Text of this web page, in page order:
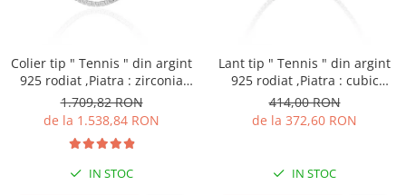
Colier tip " Tennis " din argint
925 rodiat ,Piatra : zirconia
fatetata ,Culoare :
transparenta ,
1.709,82 RON
de la 1.538,84 RON
IN STOC
Lant tip " Tennis " din argint
925 rodiat ,Piatra : cubic
zirconia , Culoare :
transparenta , Sonis Silver
414,00 RON
de la 372,60 RON
IN STOC